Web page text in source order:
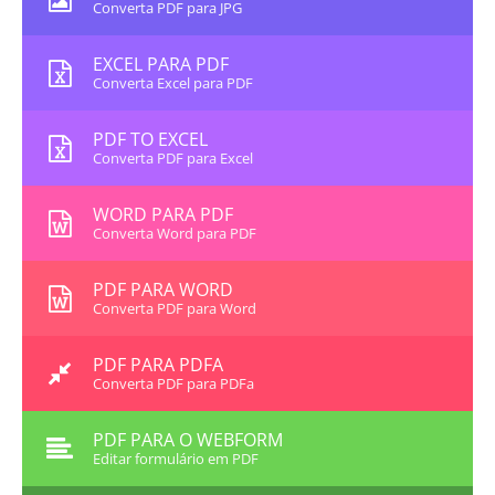
Converta PDF para JPG
EXCEL PARA PDF
Converta Excel para PDF
PDF TO EXCEL
Converta PDF para Excel
WORD PARA PDF
Converta Word para PDF
PDF PARA WORD
Converta PDF para Word
PDF PARA PDFA
Converta PDF para PDFa
PDF PARA O WEBFORM
Editar formulário em PDF